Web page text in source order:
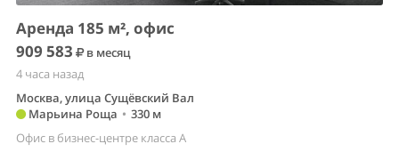
Аренда 185 м², офис
909 583
в месяц
4 часа назад
Москва, улица Сущёвский Вал
Марьина Роща • 330 м
Офис в бизнес-центре класса A